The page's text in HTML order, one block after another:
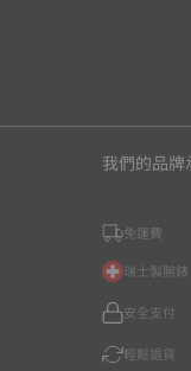
我們的品牌
免運費
瑞士製腕錶
安全支付
輕鬆退貨